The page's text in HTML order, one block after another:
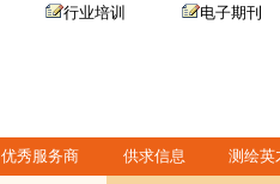
行业培训 电子期刊
优秀服务商 供求信息
测绘英